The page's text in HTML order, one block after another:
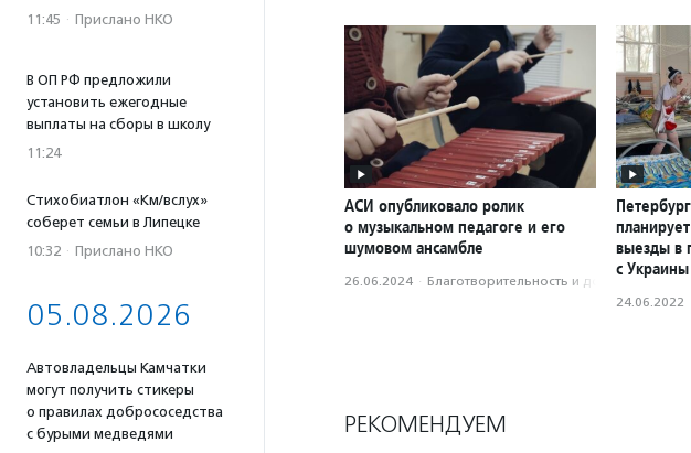
11:45 · Прислано НКО
В ОП РФ предложили
установить ежегодные
выплаты на сборы в школу
11:24
Стихобиатлон «Км/вслух»
соберет семьи в Липецке
10:32 · Прислано НКО
05.08.2026
Автовладельцы Камчатки
могут получить стикеры
о правилах добрососедства
с бурыми медведями
АСИ опубликовало ролик
о музыкальном педагоге и его
шумовом ансамбле
26.06.2024 · Благотвори­тель­ность и
выезды в
с Украины
24.06.2022
РЕКОМЕНДУЕМ